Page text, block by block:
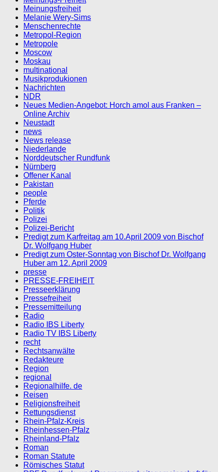
Meinungsfreiheit
Melanie Wery-Sims
Menschenrechte
Metropol-Region
Metropole
Moscow
Moskau
multinational
Musikprodukionen
Nachrichten
NDR
Neues Medien-Angebot: Horch amol aus Franken –
Online Archiv
Neustadt
news
News release
Niederlande
Norddeutscher Rundfunk
Nürnberg
Offener Kanal
Pakistan
people
Pferde
Politik
Polizei
Polizei-Bericht
Predigt zum Karfreitag am 10.April 2009 von Bischof
Dr. Wolfgang Huber
Predigt zum Oster-Sonntag von Bischof Dr. Wolfgang
Huber am 12. April 2009
presse
PRESSE-FREIHEIT
Presseerklärung
Pressefreiheit
Pressemitteilung
Radio
Radio IBS Liberty
Radio TV IBS Liberty
recht
Rechtsanwälte
Redakteure
Region
regional
Regionalhilfe. de
Reisen
Religionsfreiheit
Rettungsdienst
Rhein-Pfalz-Kreis
Rheinhessen-Pfalz
Rheinland-Pfalz
Roman
Roman Statute
Römisches Statut